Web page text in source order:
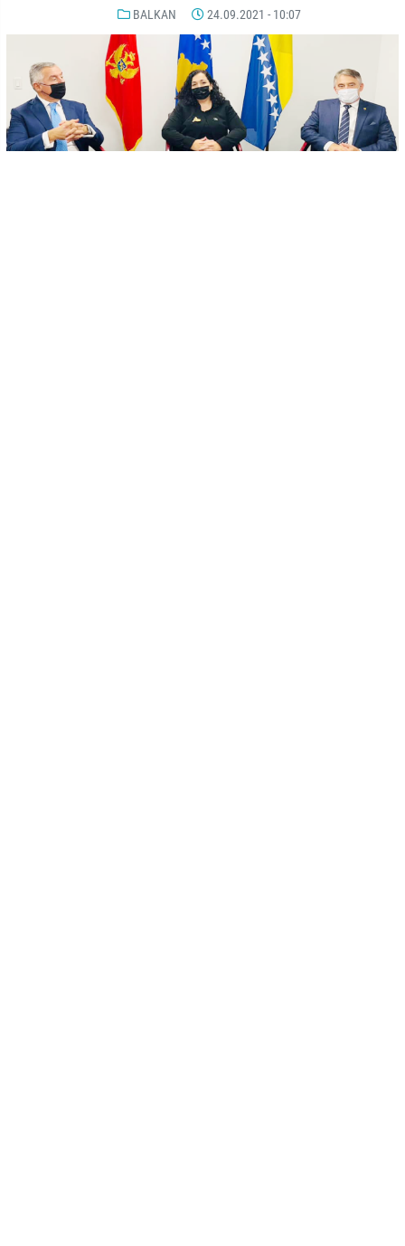
BALKAN 24.09.2021 - 10:07